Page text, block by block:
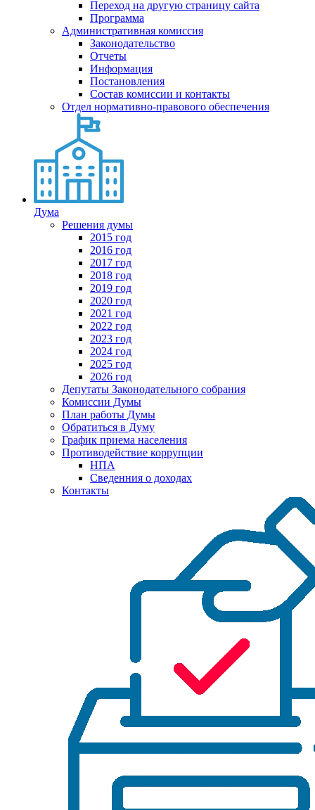
Переход на другую страницу сайта
Программа
Административная комиссия
Законодательство
Отчеты
Информация
Постановления
Состав комиссии и контакты
Отдел нормативно-правового обеспечения
Дума
Решения думы
2015 год
2016 год
2017 год
2018 год
2019 год
2020 год
2021 год
2022 год
2023 год
2024 год
2025 год
2026 год
Депутаты Законодательного собрания
Комиссии Думы
План работы Думы
Обратиться в Думу
График приема населения
Противодействие коррупции
НПА
Сведенния о доходах
Контакты